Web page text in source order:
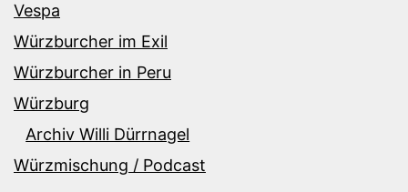
Vespa
Würzburcher im Exil
Würzburcher in Peru
Würzburg
Archiv Willi Dürrnagel
Würzmischung / Podcast